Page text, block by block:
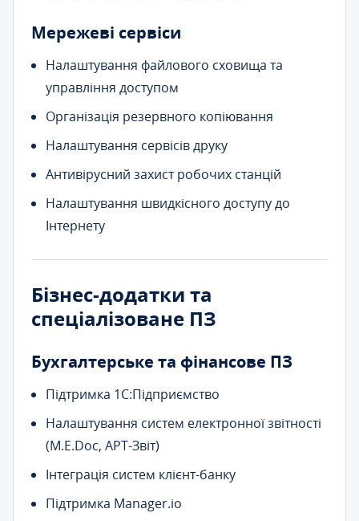
Мережеві сервіси
Налаштування файлового сховища та
управління доступом
Організація резервного копіювання
Налаштування сервісів друку
Антивірусний захист робочих станцій
Налаштування швидкісного доступу до
Інтернету
Бізнес-додатки та
спеціалізоване ПЗ
Бухгалтерське та фінансове ПЗ
Підтримка 1С:Підприємство
Налаштування систем електронної звітності
(M.E.Doc, АРТ-Звіт)
Інтеграція систем клієнт-банку
Підтримка Manager.io